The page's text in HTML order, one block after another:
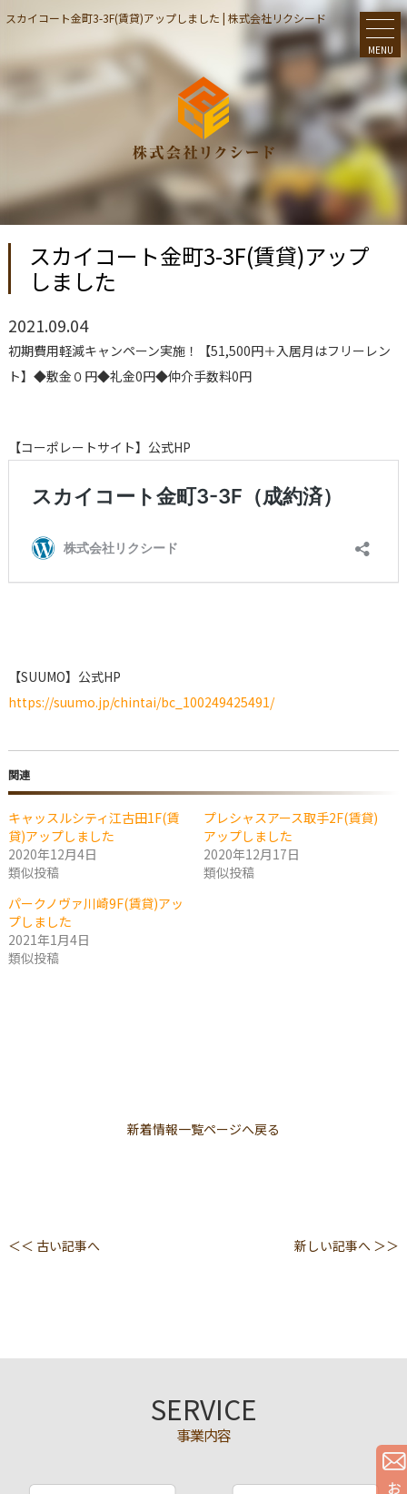
スカイコート金町3-3F(賃貸)アップしました | 株式会社リクシード
MENU
スカイコート金町3-3F(賃貸)アップ
しました
2021.09.04
初期費用軽減キャンペーン実施！【51,500円＋入居月はフリーレン
ト】◆敷金０円◆礼金0円◆仲介手数料0円
【コーポレートサイト】公式HP
【SUUMO】公式HP
https://suumo.jp/chintai/bc_100249425491/
関連
キャッスルシティ江古田1F(賃
貸)アップしました
2020年12月4日
類似投稿
プレシャスアース取手2F(賃貸)
アップしました
2020年12月17日
類似投稿
パークノヴァ川崎9F(賃貸)アッ
プしました
2021年1月4日
類似投稿
新着情報一覧ページへ戻る
＜＜ 古い記事へ 新しい記事へ ＞＞
SERVICE
事業内容